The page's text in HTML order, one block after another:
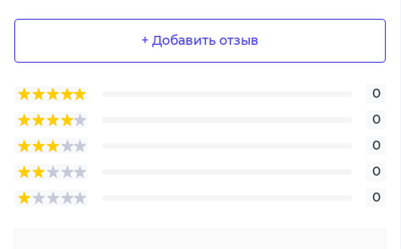
+ Добавить отзыв
0
0
0
0
0